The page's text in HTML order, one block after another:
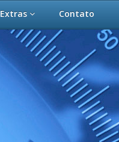
Extras Contato